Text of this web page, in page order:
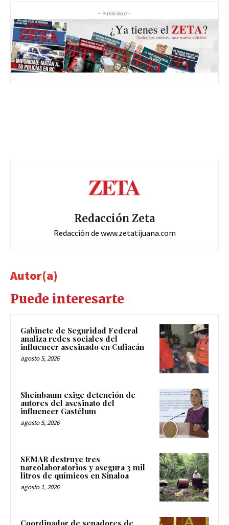
- Publicidad -
Redacción Zeta
Redacción de www.zetatijuana.com
Autor(a)
Puede interesarte
Gabinete de Seguridad Federal
analiza redes sociales del
influencer asesinado en Culiacán
agosto 5, 2026
Sheinbaum exige detención de
autores del asesinato del
influencer Gastélum
agosto 5, 2026
SEMAR destruye tres
narcolaboratorios y asegura 3 mil
litros de químicos en Sinaloa
agosto 1, 2026